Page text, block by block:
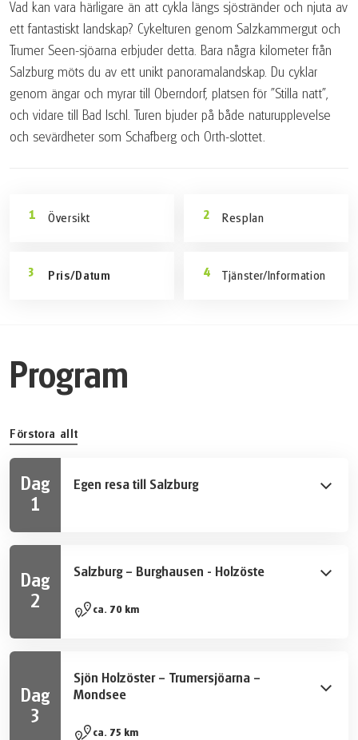
Vad kan vara härligare än att cykla längs sjöstränder och njuta av
ett fantastiskt landskap? Cykelturen genom Salzkammergut och
Trumer Seen-sjöarna erbjuder detta. Bara några kilometer från
Salzburg möts du av ett unikt panoramalandskap. Du cyklar
genom ängar och myrar till Oberndorf, platsen för "Stilla natt",
och vidare till Bad Ischl. Turen bjuder på både naturupplevelse
och sevärdheter som Schafberg och Orth-slottet.
Översikt Resplan
Pris/Datum Tjänster/Information
Program
Förstora allt
Dag
1
Egen resa till Salzburg
Dag
2
Salzburg – Burghausen - Holzöste
Idag cyklar du längs Salzach till Oberndorf, där
Burghausen, en stad känd för sin imponerande gamla
fortsätter du till sjön Holzöster.
ca. 70 km
Dag
3
Sjön Holzöster – Trumersjöarna –
Mondsee
Cykla över mjuka kullar till Michaelbeuern och besök
ca. 75 km